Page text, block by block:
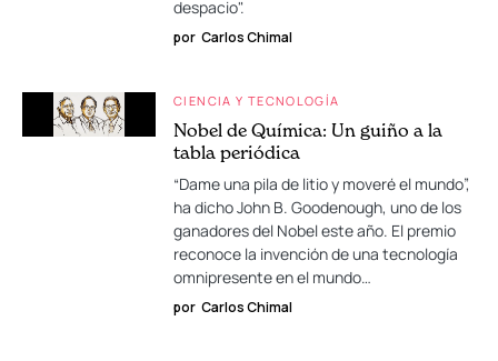
despacio".
por Carlos Chimal
CIENCIA Y TECNOLOGÍA
Nobel de Química: Un guiño a la
tabla periódica
“Dame una pila de litio y moveré el mundo”,
ha dicho John B. Goodenough, uno de los
ganadores del Nobel este año. El premio
reconoce la invención de una tecnología
omnipresente en el mundo…
por Carlos Chimal